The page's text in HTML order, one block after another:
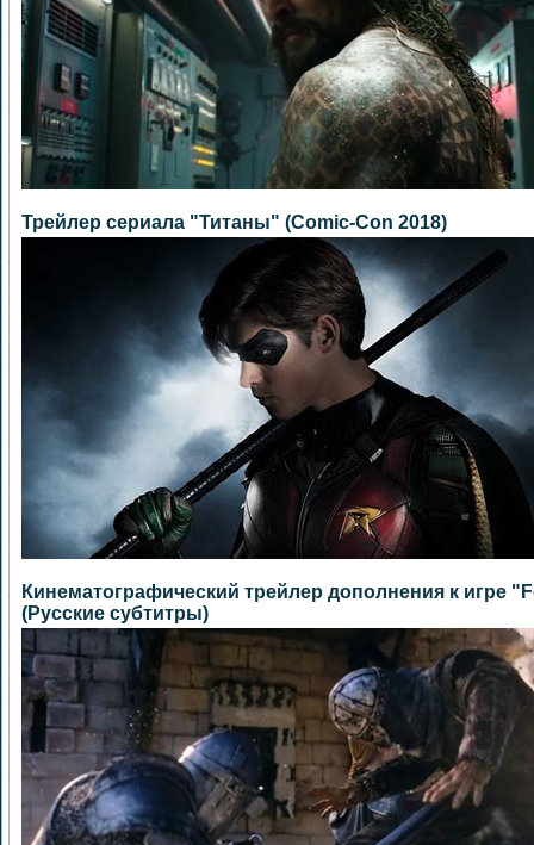
Трейлер сериала "Титаны" (Comic-Con 2018)
Кинематографический трейлер дополнения к игре
(Русские субтитры)